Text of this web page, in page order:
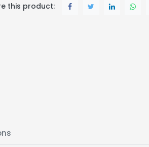
this product: